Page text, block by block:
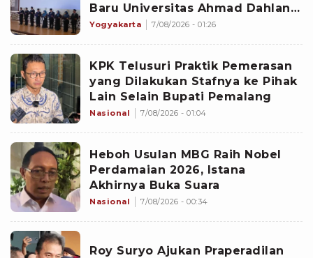
Baru Universitas Ahmad Dahlan
Diminta Fokus pada Lima
Yogyakarta 7/08/2026 - 01:26
KPK Telusuri Praktik Pemerasan
yang Dilakukan Stafnya ke Pihak
Lain Selain Bupati Pemalang
Nasional 7/08/2026 - 01:04
Heboh Usulan MBG Raih Nobel
Perdamaian 2026, Istana
Akhirnya Buka Suara
Nasional 7/08/2026 - 00:34
Roy Suryo Ajukan Praperadilan